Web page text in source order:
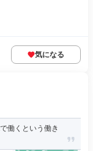
気になる
働くという働き